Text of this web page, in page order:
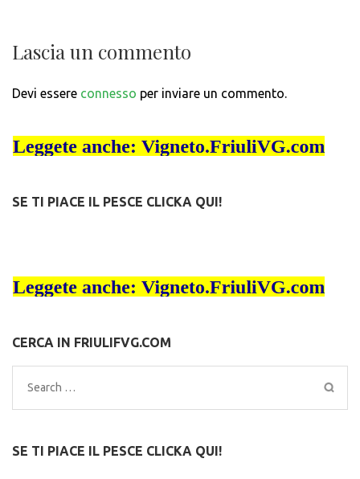
Lascia un commento
Devi essere connesso per inviare un commento.
SE TI PIACE IL PESCE CLICKA QUI!
CERCA IN FRIULIFVG.COM
Search
for:
SE TI PIACE IL PESCE CLICKA QUI!